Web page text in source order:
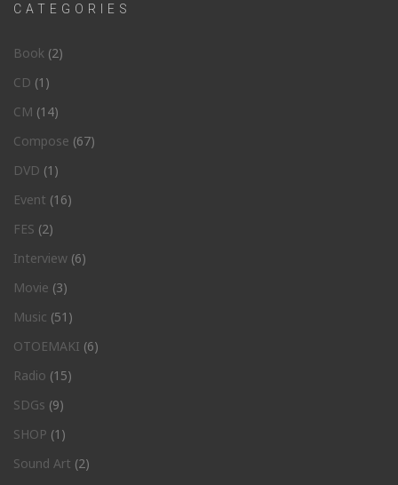
CATEGORIES
Book (2)
CD (1)
CM (14)
Compose (67)
DVD (1)
Event (16)
FES (2)
Interview (6)
Movie (3)
Music (51)
OTOEMAKI (6)
Radio (15)
SDGs (9)
SHOP (1)
Sound Art (2)